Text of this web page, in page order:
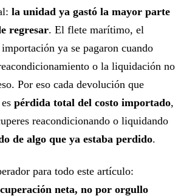
la unidad ya gastó la mayor parte
regresar. El flete marítimo, el
ya se pagaron cuando
o la liquidación no
Por eso cada devolución que
pérdida total del costo importado,
reacondicionando o liquidando
de algo que ya estaba perdido.
para todo este artículo:
neta, no por orgullo